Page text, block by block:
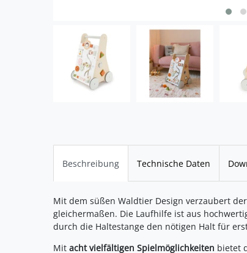
Beschreibung Technische Daten
Mit dem süßen Waldtier Design verzaubert
gleichermaßen. Die Laufhilfe ist aus
durch die Haltestange den nötigen Halt für
Mit acht vielfältigen Spielmöglichkeiten bietet